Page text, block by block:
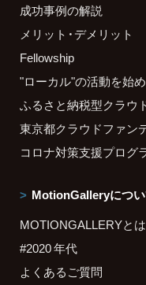
成功事例の解説
メリット・デメリット
Fellowship
"ローカル"の活動を始
ふるさと納税型クラウ
東京都クラウドファン
コロナ対策支援プログ
MotionGalleryにつ
MOTIONGALLERYとは
#2020 年代
よくあるご質問